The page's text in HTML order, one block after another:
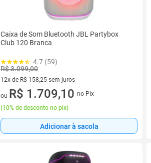
Caixa de Som Bluetooth JBL Partybox
Club 120 Branca
4.7 (59)
R$ 3.099,00
12x de R$ 158,25 sem juros
12 vez de R$ 158,25 sem juros
ou R$ 1.709,10 no Pix
(10% de desconto no pix)
Adicionar à sacola